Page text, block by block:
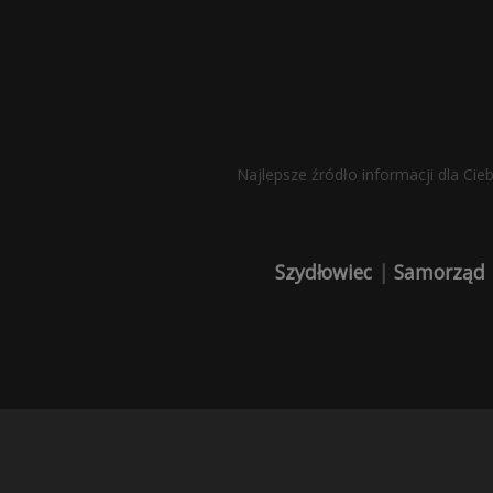
Najlepsze źródło informacji dla
Szydłowiec | Samorząd